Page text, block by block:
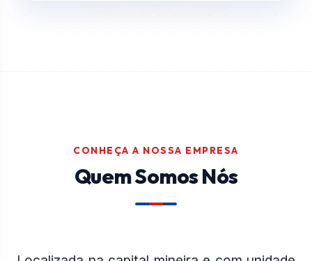
CONHEÇA A NOSSA EMPRESA
Quem Somos Nós